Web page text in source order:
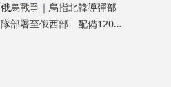
俄烏戰爭｜烏指北韓導彈部
隊部署至俄西部 配備120